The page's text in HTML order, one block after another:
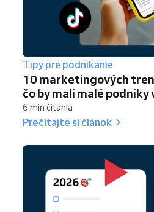
Tipy pre podnikanie
10 marketingových
čo by mali malé
6 min čítania
Prečítajte si článok